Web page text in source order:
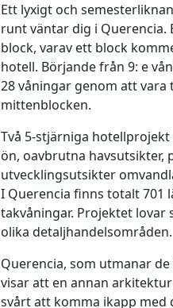
Ett lyxigt och
runt väntar dig i Querencia.
block, varav ett block
hotell. Börjande från 9: e
28 våningar genom att vara
mittenblocken.
Två 5-stjärniga
ön, oavbrutna
utvecklingsutsikter
I Querencia finns totalt 701
takvåningar. Projektet lovar
olika detaljhandelsområden.
Querencia, som utmanar
visar att en annan
svårt att komma ikapp